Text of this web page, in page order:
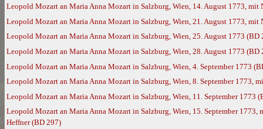
Leopold Mozart an Maria Anna Mozart in Salzburg, Wien, 14. August 1773,
Leopold Mozart an Maria Anna Mozart in Salzburg, Wien, 21. August 1773,
Leopold Mozart an Maria Anna Mozart in Salzburg, Wien, 25. August 1773 (BD
Leopold Mozart an Maria Anna Mozart in Salzburg, Wien, 28. August 1773 (BD
Leopold Mozart an Maria Anna Mozart in Salzburg, Wien, 4. September 1773
Leopold Mozart an Maria Anna Mozart in Salzburg, Wien, 8. September 1773,
Leopold Mozart an Maria Anna Mozart in Salzburg, Wien, 11. September 1773
Leopold Mozart an Maria Anna Mozart in Salzburg, Wien, 15. September
Heffner (BD 297)